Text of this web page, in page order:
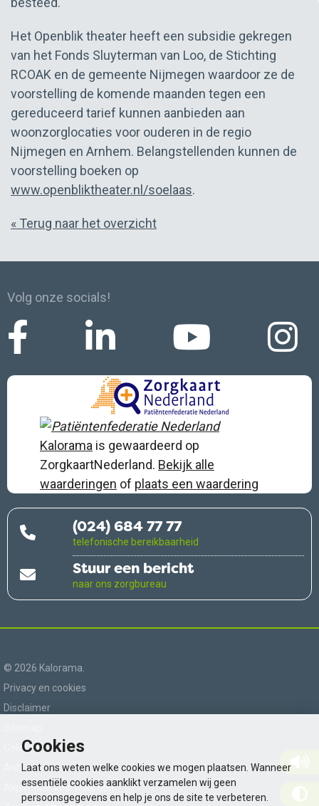
Cookies
Laat ons weten welke cookies we mogen plaatsen. Wanneer
essentiële cookies aanklikt verzamelen wij geen
persoonsgegevens en help je ons de site te verbeteren.
Het Openblik theater heeft een subsidie gekregen
van het Fonds Sluyterman van Loo, de Stichting
RCOAK en de gemeente Nijmegen waardoor ze de
voorstelling de komende maanden tegen een
gereduceerd tarief kunnen aanbieden aan
woonzorglocaties voor ouderen in de regio
Nijmegen en Arnhem. Belangstellenden kunnen de
voorstelling boeken op
www.openbliktheater.nl/soelaas.
« Terug naar het overzicht
Volg onze socials!
Kalorama is gewaardeerd op
ZorgkaartNederland. Bekijk alle
waarderingen of plaats een waardering
(024) 684 77 77
telefonische bereikbaarheid
Stuur een bericht
naar ons zorgbureau
© 2026 Kalorama.
Privacy en cookies
Disclaimer
Colofon
Anbi
Algemene Voorwaarden